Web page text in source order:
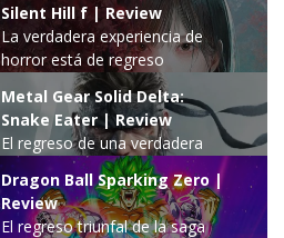
Silent Hill f | Review
La verdadera experiencia de
horror está de regreso
Metal Gear Solid Delta:
Snake Eater | Review
El regreso de una verdadera
leyenda
Dragon Ball Sparking Zero |
Review
El regreso triunfal de la saga